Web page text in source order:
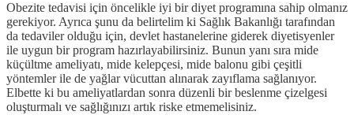
Obezite tedavisi için öncelikle iyi bir diyet programına sahip olmanız
gerekiyor. Ayrıca şunu da belirtelim ki Sağlık Bakanlığı tarafından
da tedaviler olduğu için, devlet hastanelerine giderek diyetisyenler
ile uygun bir program hazırlayabilirsiniz. Bunun yanı sıra mide
küçültme ameliyatı, mide kelepçesi, mide balonu gibi çeşitli
yöntemler ile de yağlar vücuttan alınarak zayıflama sağlanıyor.
Elbette ki bu ameliyatlardan sonra düzenli bir beslenme çizelgesi
oluşturmalı ve sağlığınızı artık riske etmemelisiniz.